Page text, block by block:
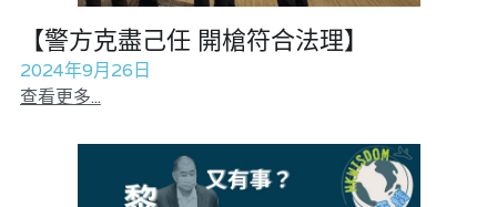
【警方克盡己任 開槍符合法理】
2024年9月26日
查看更多...